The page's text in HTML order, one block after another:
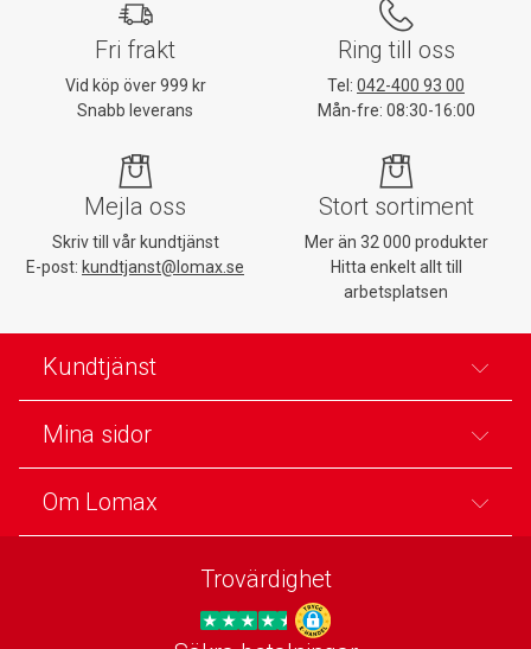
Fri frakt
Vid köp över 999 kr
Snabb leverans
Ring till oss
Tel: 042-400 93 00
Mån-fre: 08:30-16:00
Mejla oss
Skriv till vår kundtjänst
E-post: kundtjanst@lomax.se
Stort sortiment
Mer än 32 000 produkter
Hitta enkelt allt till
arbetsplatsen
Kundtjänst
Mina sidor
Om Lomax
Trovärdighet